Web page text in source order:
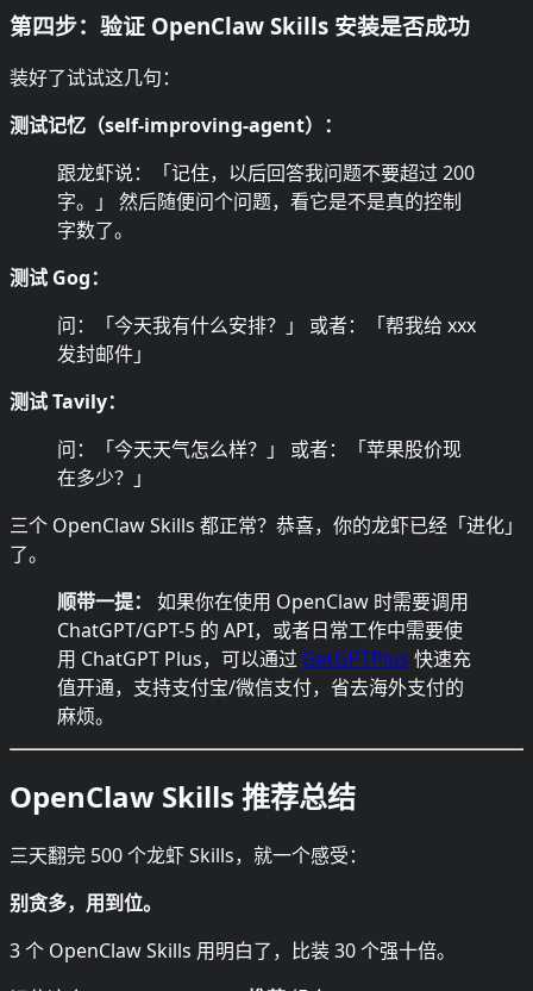
第四步：验证 OpenClaw Skills 安装是否成功
装好了试试这几句：
测试记忆（self-improving-agent）：
跟龙虾说：「记住，以后回答我问题不要超过 200
字。」 然后随便问个问题，看它是不是真的控制
字数了。
测试 Gog：
问：「今天我有什么安排？」 或者：「帮我给 xxx
发封邮件」
测试 Tavily：
问：「今天天气怎么样？」 或者：「苹果股价现
在多少？」
三个 OpenClaw Skills 都正常？恭喜，你的龙虾已经「进化」
了。
顺带一提：
如果你在使用 OpenClaw 时需要调用
ChatGPT/GPT-5 的 API，或者日常工作中需要使
用 ChatGPT Plus，可以通过 GetGPTPlus 快速充
值开通，支持支付宝/微信支付，省去海外支付的
麻烦。
OpenClaw Skills 推荐总结
三天翻完 500 个龙虾 Skills，就一个感受：
别贪多，用到位。
3 个 OpenClaw Skills 用明白了，比装 30 个强十倍。